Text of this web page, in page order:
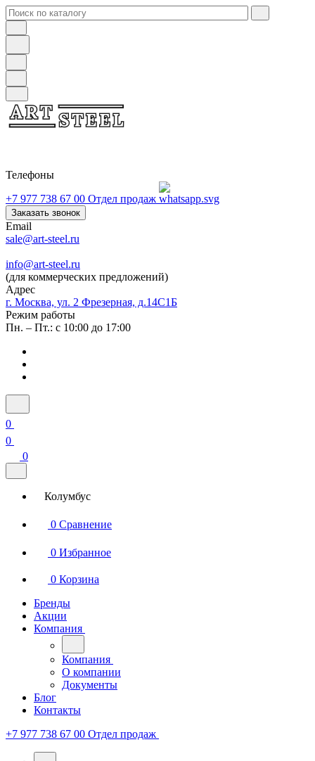
Телефоны
+7 977 738 67 00 Отдел продаж
Заказать звонок
Email
sale@art-steel.ru
info@art-steel.ru
(для коммерческих предложений)
Адрес
г. Москва, ул. 2 Фрезерная, д.14С1Б
Режим работы
Пн. – Пт.: с 10:00 до 17:00
0
0
0
Колумбус
0 Сравнение
0 Избранное
0 Корзина
Бренды
Акции
Компания
Компания
О компании
Документы
Блог
Контакты
+7 977 738 67 00 Отдел продаж